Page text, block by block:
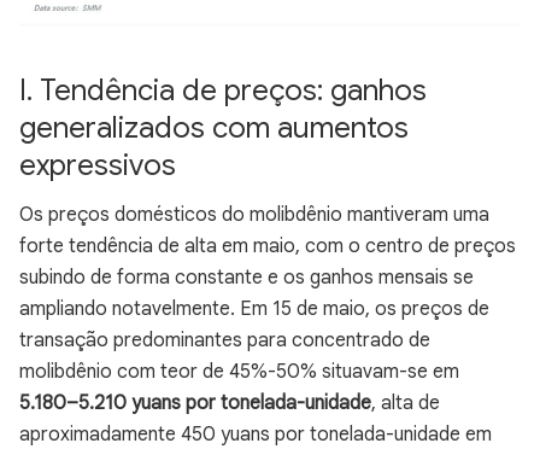
I. Tendência de preços: ganhos
generalizados com aumentos
expressivos
Os preços domésticos do molibdênio mantiveram uma
forte tendência de alta em maio, com o centro de preços
subindo de forma constante e os ganhos mensais se
ampliando notavelmente. Em 15 de maio, os preços de
transação predominantes para concentrado de
molibdênio com teor de 45%-50% situavam-se em
5.180–5.210 yuans por tonelada-unidade, alta de
aproximadamente 450 yuans por tonelada-unidade em